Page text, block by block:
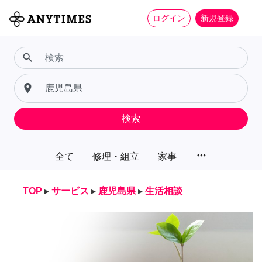
ログイン 新規登録
全て 修理・組立 家事 more_horiz
search
place
検索
TOP ▸ サービス ▸ 鹿児島県 ▸ 生活相談